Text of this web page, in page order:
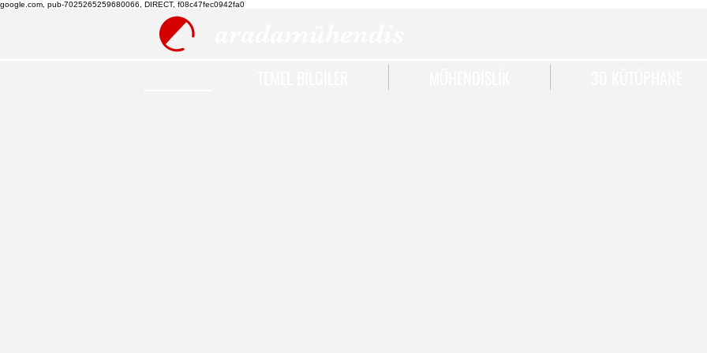
google.com, pub-7025265259680066, DIRECT, f08c47fec0942fa0